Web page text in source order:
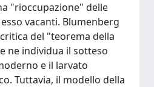
"rioccupazione" delle
vacanti. Blumenberg
del "teorema della
ne individua il sotteso
e il larvato
Tuttavia, il modello della